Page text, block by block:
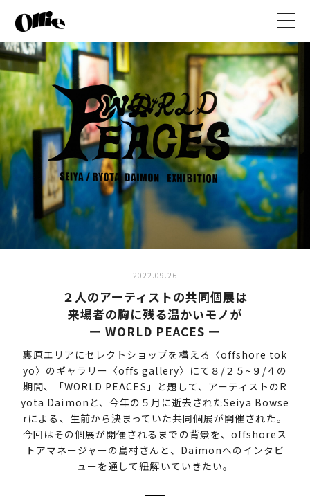
t
o
g
l
e
n
a
g
a
t
i
2022.09.26
２人のアーティストの共同個展は
来場者の胸に残る温かいモノが
ー WORLD PEACES ー
裏原エリアにセレクトショップを構える〈offshore tok
yo〉のギャラリー〈offs gallery〉にて８/２５~９/４の
期間、「WORLD PEACES」と題して、アーティストのR
yota Daimonと、今年の５月に逝去されたSeiya Bowse
rによる、生前から決まっていた共同個展が開催された。
今回はその個展が開催されるまでの背景を、offshoreス
トアマネージャーの島村さんと、Daimonへのインタビ
ューを通して紐解いていきたい。